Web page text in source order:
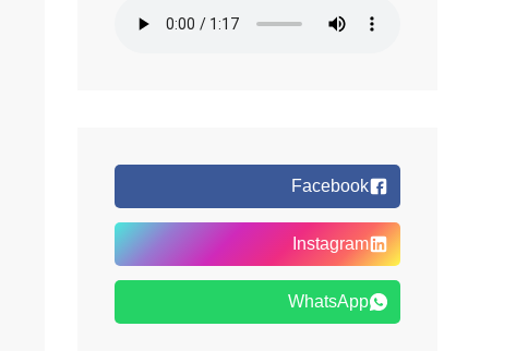
Facebook
Instagram
WhatsApp